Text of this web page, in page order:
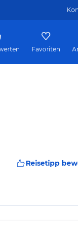
Favoriten
Reisetipp